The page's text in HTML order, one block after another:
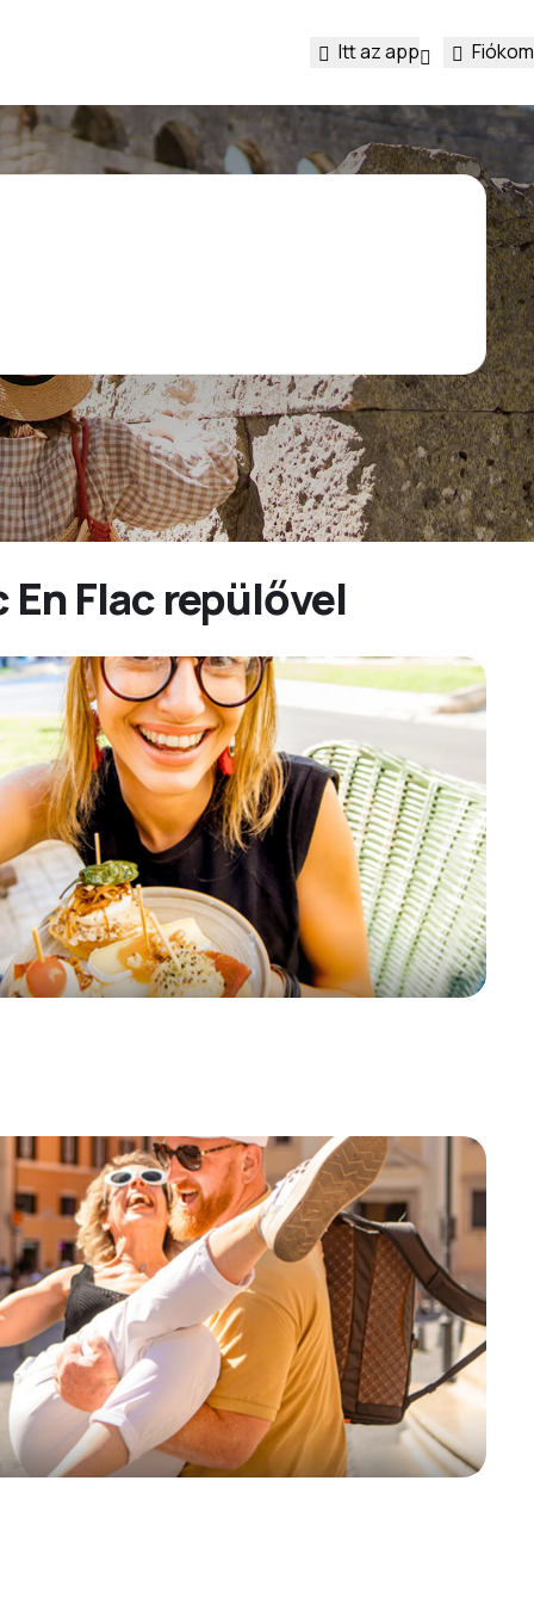
Itt az app Fiókom
Flac repülővel